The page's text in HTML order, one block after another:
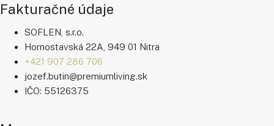
Fakturačné údaje
SOFLEN, s.r.o.
Hornostavská 22A, 949 01 Nitra
+421 907 286 706
jozef.butin@premiumliving.sk
IČO: 55126375